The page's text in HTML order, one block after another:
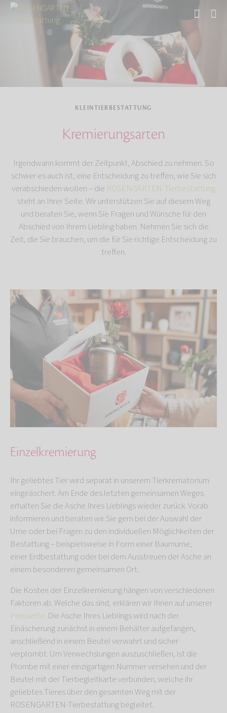
Tierbestattung Kleintierbestattung
KLEINTIERBESTATTUNG
Kremierungsarten
Irgendwann kommt der Zeitpunkt, Abschied zu nehmen. So
schwer es auch ist, eine Entscheidung zu treffen, wie Sie sich
verabschieden wollen – die ROSENGARTEN-Tierbestattung
steht an Ihrer Seite. Wir unterstützen Sie auf diesem Weg
und beraten Sie, wenn Sie Fragen und Wünsche für den
Abschied von Ihrem Liebling haben. Nehmen Sie sich die
Zeit, die Sie brauchen, um die für Sie richtige Entscheidung zu
treffen.
Einzelkremierung
Ihr geliebtes Tier wird separat in unserem Tierkrematorium
eingeäschert. Am Ende des letzten gemeinsamen Weges
erhalten Sie die Asche Ihres Lieblings wieder zurück. Vorab
informieren und beraten wir Sie gern bei der Auswahl der
Urne oder bei Fragen zu den individuellen Möglichkeiten der
Bestattung – beispielsweise in Form einer Baumurne,
einer Erdbestattung oder bei dem Ausstreuen der Asche an
einem besonderen gemeinsamen Ort.
Die Kosten der Einzelkremierung hängen von verschiedenen
Faktoren ab. Welche das sind, erklären wir Ihnen auf unserer
Preisseite. Die Asche Ihres Lieblings wird nach der
Einäscherung zunächst in einem Behälter aufgefangen,
anschließend in einem Beutel verwahrt und sicher
verplombt. Um Verwechslungen auszuschließen, ist die
Plombe mit einer einzigartigen Nummer versehen und der
Beutel mit der Tierbegleitkarte verbunden, welche ihr
geliebtes Tieres über den gesamten Weg mit der
ROSENGARTEN-Tierbestattung begleitet.